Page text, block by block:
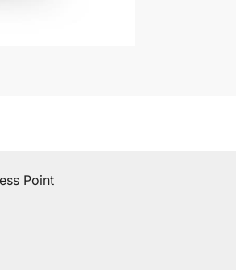
Point